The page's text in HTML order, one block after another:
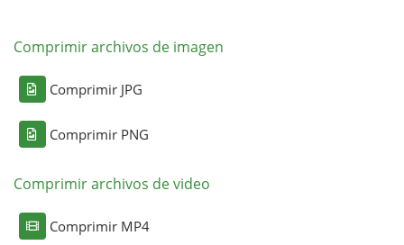
Comprimir archivos de imagen
Comprimir JPG
Comprimir PNG
Comprimir archivos de video
Comprimir MP4